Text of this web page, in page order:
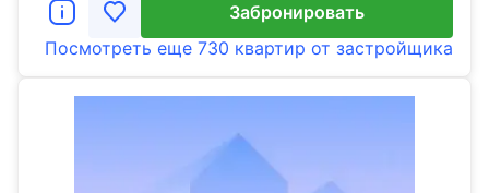
Забронировать
Посмотреть еще 730 квартир от застройщика